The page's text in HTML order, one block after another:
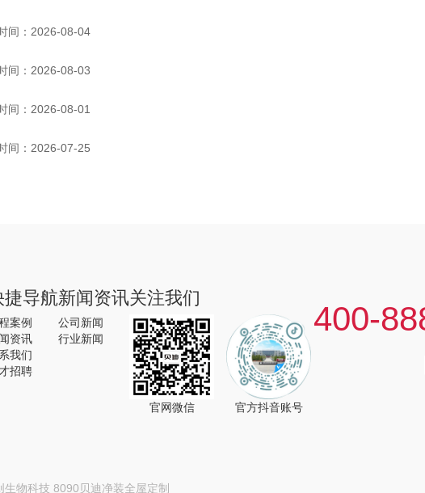
间：2026-08-04
间：2026-08-03
间：2026-08-01
间：2026-07-25
捷导航
案例
资讯
我们
招聘
新闻资讯
公司新闻
行业新闻
关注我们
官网微信 官方抖音账号
400-
生物科技 8090贝迪净装全屋定制